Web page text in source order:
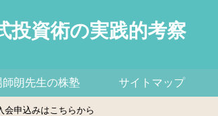
投資術の実践的考察
師朗先生の株塾 サイトマップ
申込みはこちらから